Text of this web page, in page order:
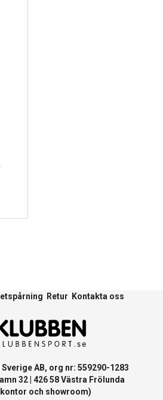
Retur Kontakta oss
AB, org nr: 559290-1283
32 | 426 58 Västra Frölunda
och showroom)